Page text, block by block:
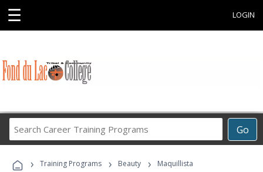
☰ LOGIN
Go
Career
Programs
› Training Programs › Beauty › Maquillista